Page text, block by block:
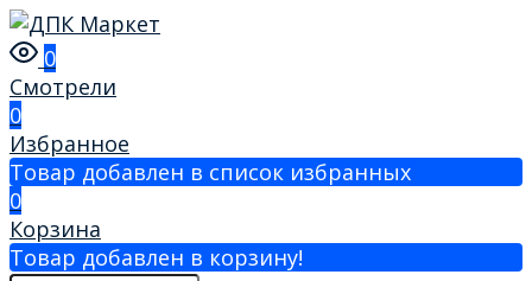
0
Смотрели
0
Избранное
Товар добавлен в список избранных
0
Корзина
Товар добавлен в корзину!